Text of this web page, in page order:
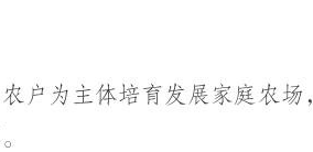
户为主体培育发展家庭农